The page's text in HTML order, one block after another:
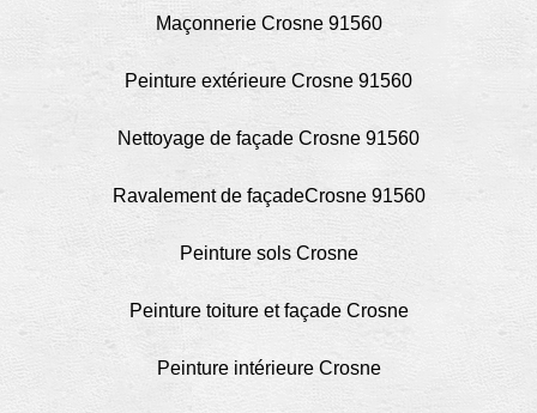
Maçonnerie Crosne 91560
Peinture extérieure Crosne 91560
Nettoyage de façade Crosne 91560
Ravalement de façadeCrosne 91560
Peinture sols Crosne
Peinture toiture et façade Crosne
Peinture intérieure Crosne